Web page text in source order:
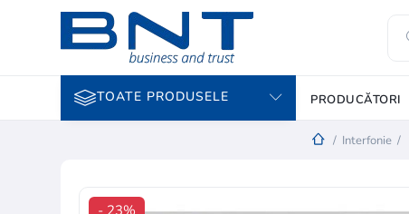
TOATE PRODUSELE PRODUCĂTORI
/ Interfonie /
- 23%